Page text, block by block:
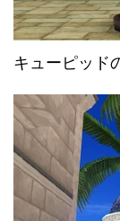
キューピッド